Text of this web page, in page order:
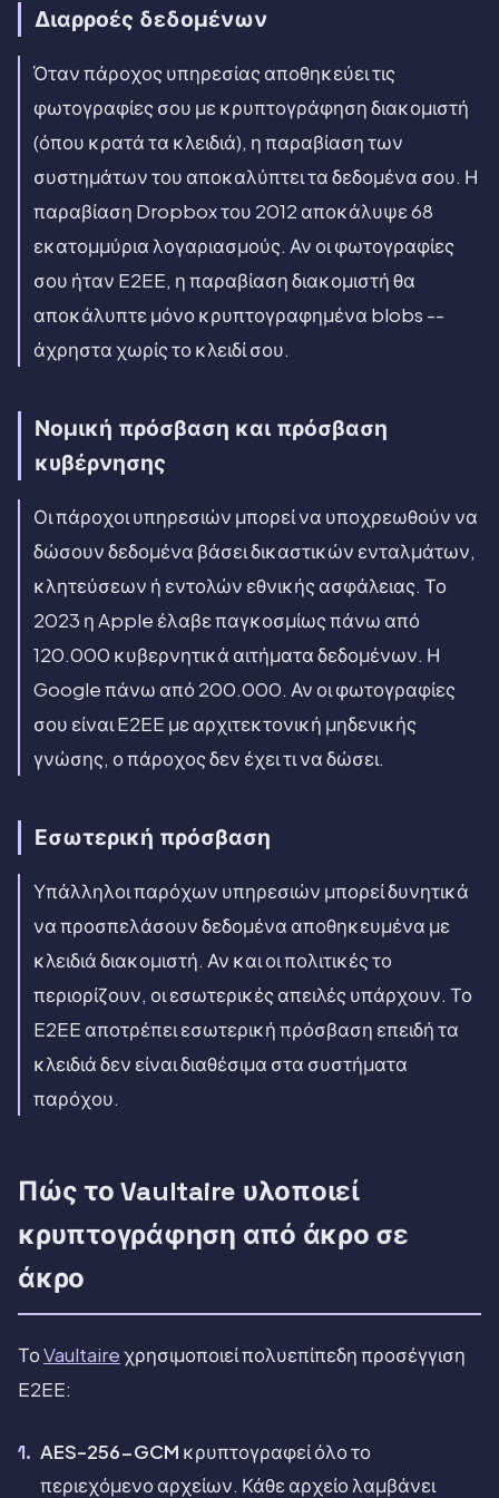
Διαρροές δεδομένων
Όταν πάροχος υπηρεσίας αποθηκεύει τις
φωτογραφίες σου με κρυπτογράφηση διακομιστή
(όπου κρατά τα κλειδιά), η παραβίαση των
συστημάτων του αποκαλύπτει τα δεδομένα σου. Η
παραβίαση Dropbox του 2012 αποκάλυψε 68
εκατομμύρια λογαριασμούς. Αν οι φωτογραφίες
σου ήταν E2EE, η παραβίαση διακομιστή θα
αποκάλυπτε μόνο κρυπτογραφημένα blobs --
άχρηστα χωρίς το κλειδί σου.
Νομική πρόσβαση και πρόσβαση
κυβέρνησης
Οι πάροχοι υπηρεσιών μπορεί να υποχρεωθούν να
δώσουν δεδομένα βάσει δικαστικών ενταλμάτων,
κλητεύσεων ή εντολών εθνικής ασφάλειας. Το
2023 η Apple έλαβε παγκοσμίως πάνω από
120.000 κυβερνητικά αιτήματα δεδομένων. Η
Google πάνω από 200.000. Αν οι φωτογραφίες
σου είναι E2EE με αρχιτεκτονική μηδενικής
γνώσης, ο πάροχος δεν έχει τι να δώσει.
Εσωτερική πρόσβαση
Υπάλληλοι παρόχων υπηρεσιών μπορεί δυνητικά
να προσπελάσουν δεδομένα αποθηκευμένα με
κλειδιά διακομιστή. Αν και οι πολιτικές το
περιορίζουν, οι εσωτερικές απειλές υπάρχουν. Το
E2EE αποτρέπει εσωτερική πρόσβαση επειδή τα
κλειδιά δεν είναι διαθέσιμα στα συστήματα
παρόχου.
Πώς το Vaultaire υλοποιεί
κρυπτογράφηση από άκρο σε
άκρο
ΤοVaultaireχρησιμοποιεί πολυεπίπεδη προσέγγιση
E2EE:
AES-256-GCM κρυπτογραφεί όλο το
περιεχόμενο αρχείων. Κάθε αρχείο λαμβάνει